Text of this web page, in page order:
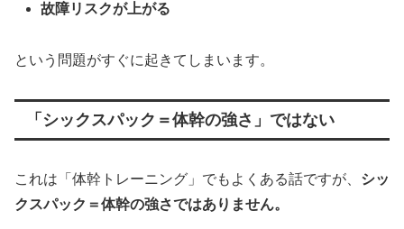
故障リスクが上がる
という問題がすぐに起きてしまいます。
「シックスパック＝体幹の強さ」ではない
これは「体幹トレーニング」でもよくある話ですが、 シッ
クスパック＝体幹の強さではありません。